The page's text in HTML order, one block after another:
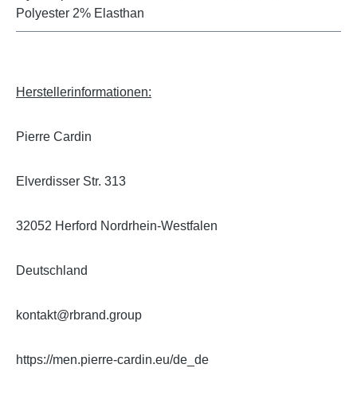
Polyester 2% Elasthan
Herstellerinformationen:
Pierre Cardin
Elverdisser Str. 313
32052 Herford Nordrhein-Westfalen
Deutschland
kontakt@rbrand.group
https://men.pierre-cardin.eu/de_de